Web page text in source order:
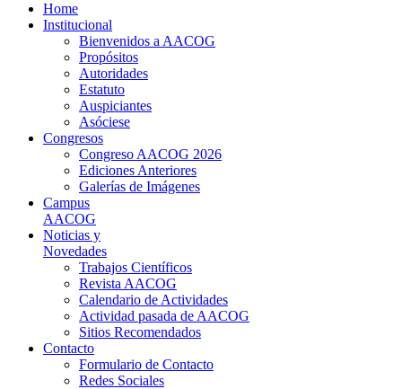
Home
Institucional
Bienvenidos a AACOG
Propósitos
Autoridades
Estatuto
Auspiciantes
Asóciese
Congresos
Congreso AACOG 2026
Ediciones Anteriores
Galerías de Imágenes
Campus
AACOG
Noticias y
Novedades
Trabajos Científicos
Revista AACOG
Calendario de Actividades
Actividad pasada de AACOG
Sitios Recomendados
Contacto
Formulario de Contacto
Redes Sociales